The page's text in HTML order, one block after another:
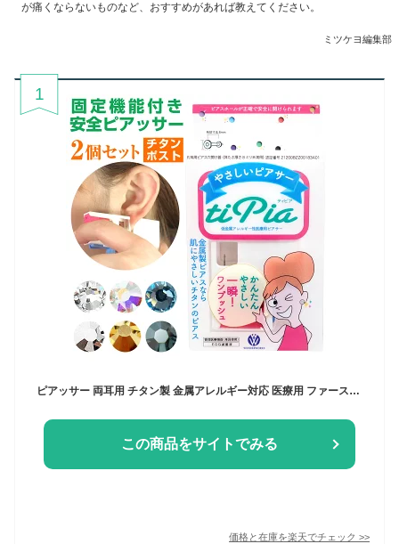
が痛くならないものなど、おすすめがあれば教えてください。
ミツケヨ編集部
1
ピアッサー 両耳用 チタン製 金属アレルギー対応 医療用 ファーストピアス 誕生石12種類 ピアッシング固定機能付き ティピア 2個セット はじめて 福耳 メール便 送料無料 ピアス 開ける 春夏秋冬 大人気 18g あす楽
この商品をサイトでみる
価格と在庫を楽天でチェック >>